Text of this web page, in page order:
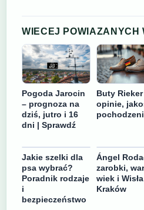
WIECEJ POWIAZANYCH
Pogoda Jarocin
– prognoza na
dziś, jutro i 16
dni | Sprawdź
Buty Rieker
opinie,
Jakie szelki dla
psa wybrać?
Poradnik rodzaje
i
bezpieczeństwo
Ángel
zarobki,
wiek i Wisła
Kraków